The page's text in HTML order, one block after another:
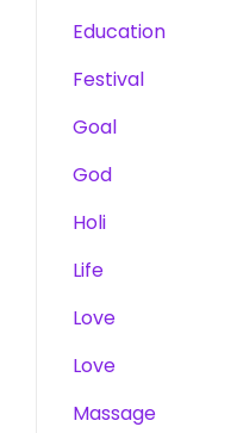
Education
Festival
Goal
God
Holi
Life
Love
Love
Massage